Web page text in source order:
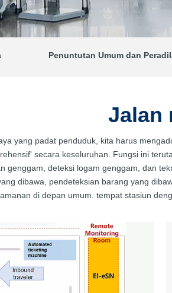
Penuntutan Umum dan
Jalan
yang padat penduduk, kita harus
secara keseluruhan. Fungsi ini
genggam, deteksi logam genggam, dan
dibawa, pendeteksian barang yang
di depan umum. tempat stasiun